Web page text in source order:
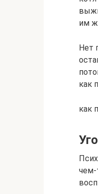
им
Нет
как
как
чем-